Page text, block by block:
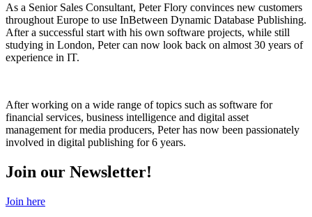
As a Senior Sales Consultant, Peter Flory convinces new customers
throughout Europe to use InBetween Dynamic Database Publishing.
After a successful start with his own software projects, while still
studying in London, Peter can now look back on almost 30 years of
experience in IT.
After working on a wide range of topics such as software for
financial services, business intelligence and digital asset
management for media producers, Peter has now been passionately
involved in digital publishing for 6 years.
Join our Newsletter!
Join here